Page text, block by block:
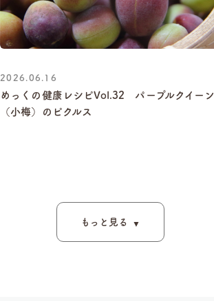
2026.06.16
めっくの健康レシピVol.32 パープルクイーン
（小梅）のピクルス
もっと見る